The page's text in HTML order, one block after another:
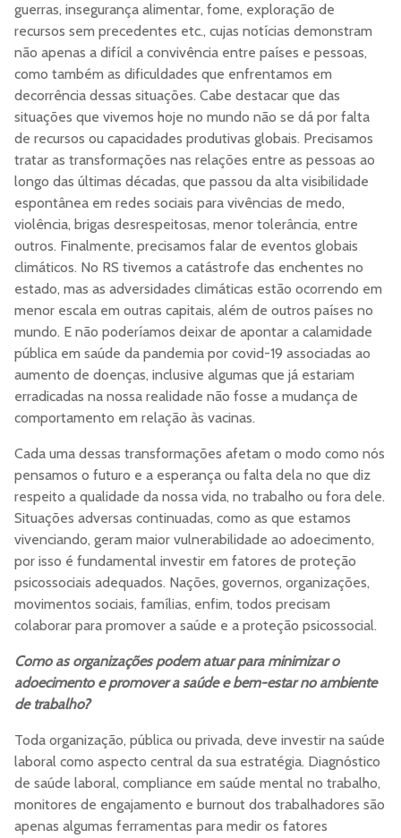
guerras, insegurança alimentar, fome, exploração de
recursos sem precedentes etc., cujas notícias demonstram
não apenas a difícil a convivência entre países e pessoas,
como também as dificuldades que enfrentamos em
decorrência dessas situações. Cabe destacar que das
situações que vivemos hoje no mundo não se dá por falta
de recursos ou capacidades produtivas globais. Precisamos
tratar as transformações nas relações entre as pessoas ao
longo das últimas décadas, que passou da alta visibilidade
espontânea em redes sociais para vivências de medo,
violência, brigas desrespeitosas, menor tolerância, entre
outros. Finalmente, precisamos falar de eventos globais
climáticos. No RS tivemos a catástrofe das enchentes no
estado, mas as adversidades climáticas estão ocorrendo em
menor escala em outras capitais, além de outros países no
mundo. E não poderíamos deixar de apontar a calamidade
pública em saúde da pandemia por covid-19 associadas ao
aumento de doenças, inclusive algumas que já estariam
erradicadas na nossa realidade não fosse a mudança de
comportamento em relação às vacinas.
Cada uma dessas transformações afetam o modo como nós
pensamos o futuro e a esperança ou falta dela no que diz
respeito a qualidade da nossa vida, no trabalho ou fora dele.
Situações adversas continuadas, como as que estamos
vivenciando, geram maior vulnerabilidade ao adoecimento,
por isso é fundamental investir em fatores de proteção
psicossociais adequados. Nações, governos, organizações,
movimentos sociais, famílias, enfim, todos precisam
colaborar para promover a saúde e a proteção psicossocial.
Como as organizações podem atuar para minimizar o
adoecimento e promover a saúde e bem-estar no ambiente
de trabalho?
Toda organização, pública ou privada, deve investir na saúde
laboral como aspecto central da sua estratégia. Diagnóstico
de saúde laboral, compliance em saúde mental no trabalho,
monitores de engajamento e burnout dos trabalhadores são
apenas algumas ferramentas para medir os fatores